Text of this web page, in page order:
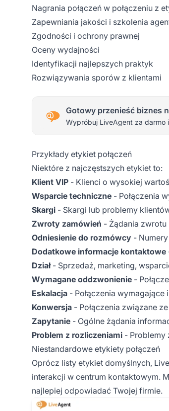
Nagrania połączeń w połączeniu z
Zapewniania jakości i szkolenia
Zgodności i ochrony prawnej
Oceny wydajności
Identyfikacji najlepszych praktyk
Rozwiązywania sporów z klientami
Gotowy przenieść biznes
Wypróbuj LiveAgent za darmo
Przykłady etykiet połączeń
Niektóre z najczęstszych etykiet to:
Klient VIP - Klienci o wysokiej
Wsparcie techniczne - Połączenia
Skargi - Skargi lub problemy
Zwroty zamówień - Żądania
Odniesienie do rozmówcy -
Dodatkowe informacje kontaktowe
Dział- Sprzedaż, marketing,
Wymagane oddzwonienie -
Eskalacja - Połączenia
Konwersja - Połączenia związane
Zapytanie - Ogólne żądania
Problem z rozliczeniami - Problemy
Niestandardowe etykiety połączeń
Oprócz listy etykiet domyślnych,
interakcji w centrum kontaktowym.
najlepiej odpowiadać Twojej firmie.